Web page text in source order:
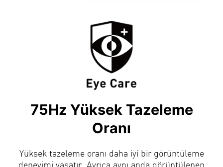
75Hz Yüksek Tazeleme
Oranı
Yüksek tazeleme oranı daha iyi bir görüntüleme
deneyimi yaşatır. Ayrıca aynı anda görüntülenen